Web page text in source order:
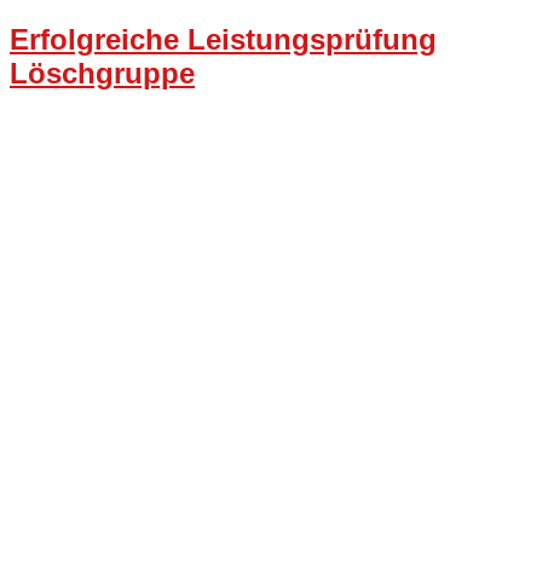
Erfolgreiche Leistungsprüfung
Löschgruppe